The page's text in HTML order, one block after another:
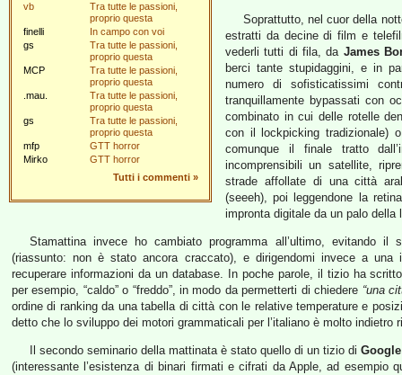
vb
Tra tutte le passioni,
proprio questa
finelli
In campo con voi
gs
Tra tutte le passioni,
proprio questa
MCP
Tra tutte le passioni,
proprio questa
.mau.
Tra tutte le passioni,
proprio questa
gs
Tra tutte le passioni,
proprio questa
mfp
GTT horror
Mirko
GTT horror
Tutti i commenti »
Soprattutto, nel cuor della
estratti da decine di film e
vederli tutti di fila, da James
berci tante stupidaggini, e in
numero di sofisticatissimi
tranquillamente bypassati con
combinato in cui delle rotelle
con il lockpicking tradizionale)
comunque il finale tratto
incomprensibili un satellite,
strade affollate di una città
(seeeh), poi leggendone la
impronta digitale da un palo della
Stamattina invece ho cambiato programma all’ultimo, evitando il
(riassunto: non è stato ancora craccato), e dirigendomi invece a una
recuperare informazioni da un database. In poche parole, il tizio ha
per esempio, “caldo” o “freddo”, in modo da permetterti di chiedere “una
ordine di ranking da una tabella di città con le relative temperature e
detto che lo sviluppo dei motori grammaticali per l’italiano è molto indietro
Il secondo seminario della mattinata è stato quello di un tizio di Google
(interessante l’esistenza di binari firmati e cifrati da Apple, ad esempio